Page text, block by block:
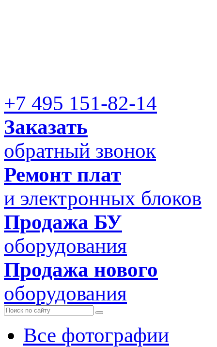
+7 495 151-82-14
Заказать
обратный звонок
Ремонт плат
и электронных блоков
Продажа БУ
оборудования
Продажа нового
оборудования
Все фотографии